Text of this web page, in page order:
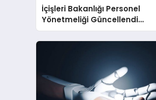
İçişleri Bakanlığı Personel
Yönetmeliği Güncellendi
Atama ve Görev Süreleri
Yeniden Belirlendi